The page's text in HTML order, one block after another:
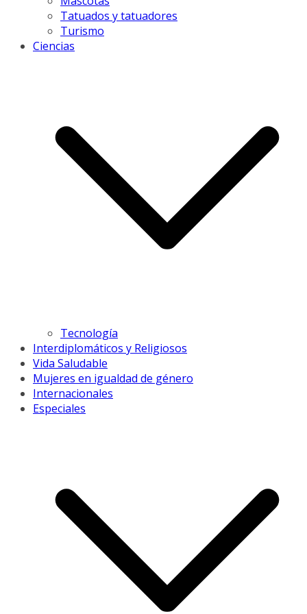
Tatuados y tatuadores
Turismo
Ciencias
Tecnología
Interdiplomáticos y Religiosos
Vida Saludable
Mujeres en igualdad de género
Internacionales
Especiales